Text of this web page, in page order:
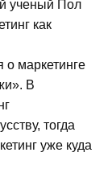
ученый Пол
как
о маркетинге
В
тогда
уже куда